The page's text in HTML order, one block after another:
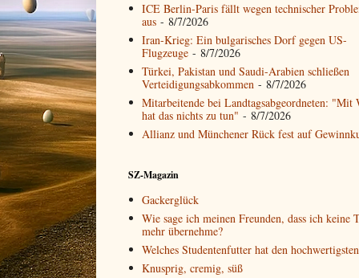
ICE Berlin-Paris fällt wegen technischer
aus - 8/7/2026
Iran-Krieg: Ein bulgarisches Dorf gegen US-
Flugzeuge - 8/7/2026
Türkei, Pakistan und Saudi-Arabien schließen
Verteidigungsabkommen - 8/7/2026
Mitarbeitende bei Landtagsabgeordneten: "Mit
hat das nichts zu tun" - 8/7/2026
Allianz und Münchener Rück fest auf
SZ-Magazin
Gackerglück
Wie sage ich meinen Freunden, dass ich keine
mehr übernehme?
Welches Studentenfutter hat den
Knusprig, cremig, süß